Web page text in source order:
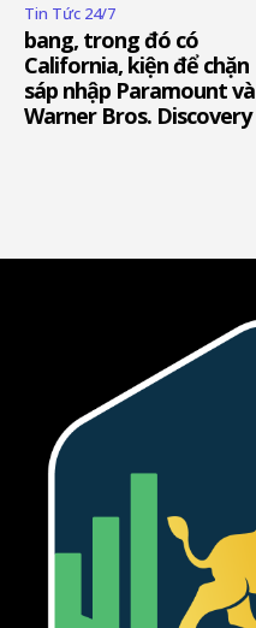
Tin Tức 24/7
bang, trong đó có
California, kiện để chặn
sáp nhập Paramount và
Warner Bros. Discovery